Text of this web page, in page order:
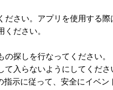
さい。アプリを使用する際
ださい。
探しを行なってください。
入らないようにしてくださ
示に従って、安全にイベン